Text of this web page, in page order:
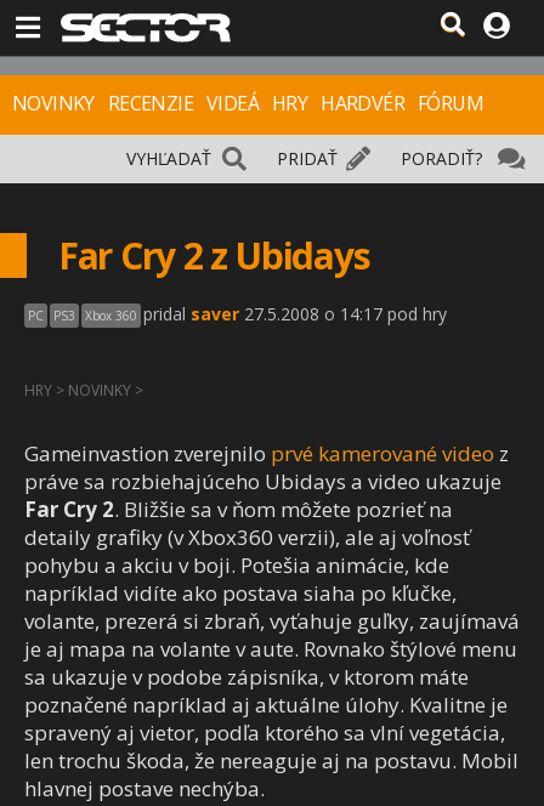
NOVINKY RECENZIE VIDEÁ HRY HARDVÉR FÓRUM
PORADIŤ?
PRIDAŤ
VYHĽADAŤ
Far Cry 2 z Ubidays
PC PS3 Xbox 360 pridal saver 27.5.2008 o 14:17 pod hry
HRY > NOVINKY >
Gameinvastion zverejnilo prvé kamerované video z
práve sa rozbiehajúceho Ubidays a video ukazuje
Far Cry 2. Bližšie sa v ňom môžete pozrieť na
detaily grafiky (v Xbox360 verzii), ale aj voľnosť
pohybu a akciu v boji. Potešia animácie, kde
napríklad vidíte ako postava siaha po kľučke,
volante, prezerá si zbraň, vyťahuje guľky, zaujímavá
je aj mapa na volante v aute. Rovnako štýlové menu
sa ukazuje v podobe zápisníka, v ktorom máte
poznačené napríklad aj aktuálne úlohy. Kvalitne je
spravený aj vietor, podľa ktorého sa vlní vegetácia,
len trochu škoda, že nereaguje aj na postavu. Mobil
hlavnej postave nechýba.